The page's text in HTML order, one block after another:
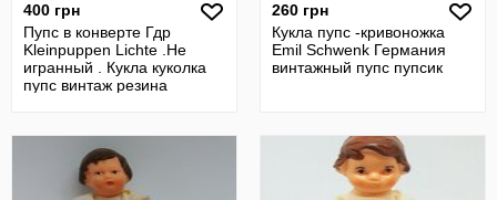
400 грн
Пупс в конверте Гдр
Kleinpuppen Lichte .Не
игранный . Кукла куколка
пупс винтаж резина
260 грн
Кукла пупс -кривоножка
Emil Schwenk Германия
винтажный пупс пупсик